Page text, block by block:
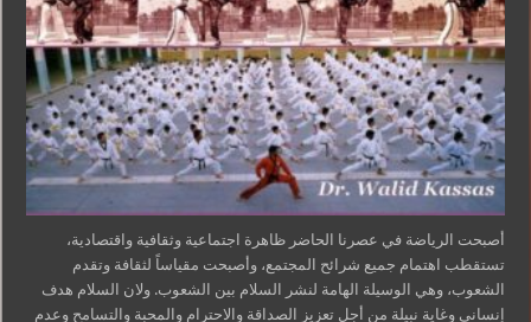
أصبحت الرياضة في عصرنا الحاضر ظاهرة اجتماعية وثقافية واقتصادية،
تستقطب اهتمام جميع شرائح المجتمع، وأصبحت مقياساً لثقافة وتقدم
الشعوب، وهي الوسيلة الهامة لنشر السلام بين الشعوب. ولان السلام هدف
إنساني وغاية نبيلة من أجل تعزيز الصداقة والاحترام والمحبة والتسامح وعدم